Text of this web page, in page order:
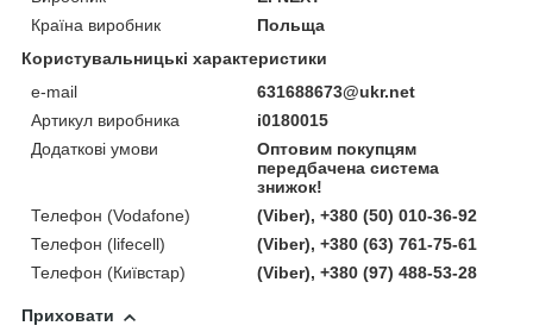
Країна виробник
Польща
Користувальницькі характеристики
e-mail
631688673@ukr.net
Артикул виробника
i0180015
Додаткові умови
Оптовим покупцям
передбачена система
знижок!
Телефон (Vodafone)
(Viber), +380 (50) 010-36-92
Телефон (lifecell)
(Viber), +380 (63) 761-75-61
Телефон (Київстар)
(Viber), +380 (97) 488-53-28
Приховати